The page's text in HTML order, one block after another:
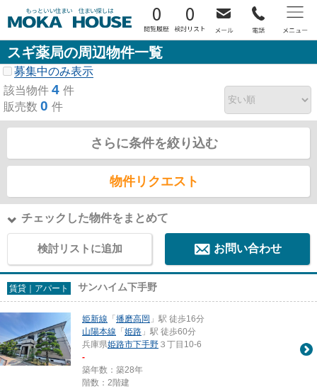
0 0
スギ薬局の周辺物件一覧
募集中のみ表示
該当物件 4 件
販売数 0 件
さらに条件を絞り込む
物件リクエスト
チェックした物件をまとめて
検討リストに追加 お問い合わせ
賃貸｜アパート サンハイム下手野
姫新線 「播磨高岡 」駅 徒歩16分
山陽本線 「姫路 」駅 徒歩60分
兵庫県姫路市下手野 ３丁目10-6
-
築年数：築28年
階数：2階建